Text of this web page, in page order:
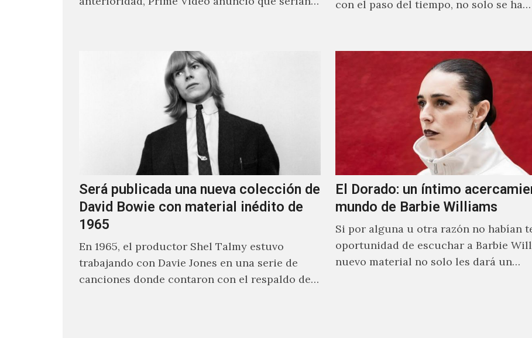
con el paso del tiempo, no solo se ha…
Será publicada una nueva colección de
David Bowie con material inédito de
1965
En 1965, el productor Shel Talmy estuvo
trabajando con Davie Jones en una serie de
canciones donde contaron con el respaldo de
El Dorado: un íntimo
mundo de Barbie Williams
Si por alguna u otra razón no habían
oportunidad de escuchar a Barbie
nuevo material no solo les dará un